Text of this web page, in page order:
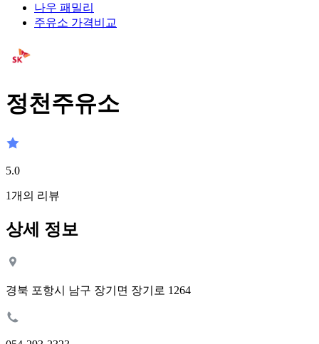
나우 패밀리
주유소 가격비교
정천주유소
5.0
1개의 리뷰
상세 정보
경북 포항시 남구 장기면 장기로 1264